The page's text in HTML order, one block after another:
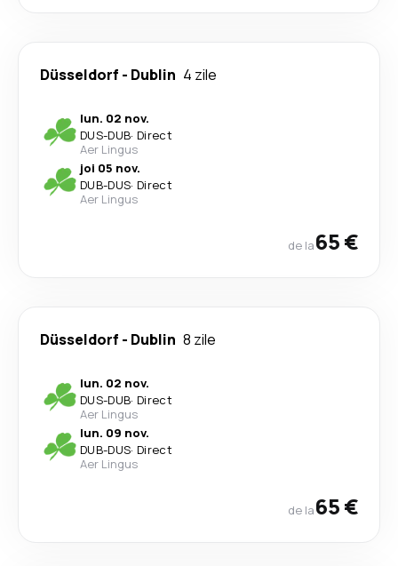
Düsseldorf - Dublin 4 zile
lun. 02 nov.
DUS-DUB· Direct
Aer Lingus
joi 05 nov.
DUB-DUS· Direct
Aer Lingus
de la65 €
Düsseldorf - Dublin 8 zile
lun. 02 nov.
DUS-DUB· Direct
Aer Lingus
lun. 09 nov.
DUB-DUS· Direct
Aer Lingus
de la65 €